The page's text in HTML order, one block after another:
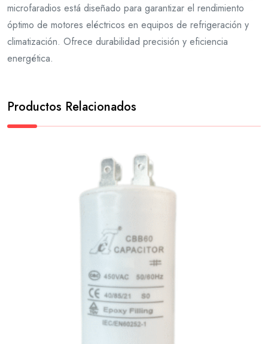
microfaradios está diseñado para garantizar el rendimiento
óptimo de motores eléctricos en equipos de refrigeración y
climatización. Ofrece durabilidad precisión y eficiencia
energética.
Productos Relacionados